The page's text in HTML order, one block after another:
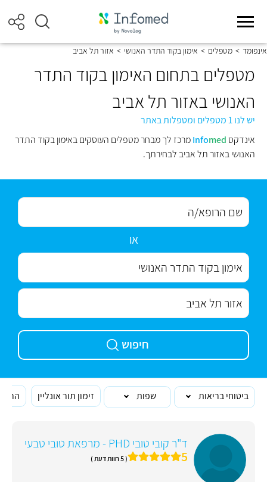
אינפומד > מטפלים > אימון בקוד התדר האנושי > אזור תל אביב
מטפלים בתחום האימון בקוד התדר
האנושי באזור תל אביב
יש לנו 1 מטפלים ומטפלות באתר
אינדקס
Infomed
מרכז לך מבחר מטפלים העוסקים באימון בקוד התדר
האנושי באזור תל אביב לבחירתך.
או
חיפוש
ביטוחי בריאות שפות זימון תור אונליין
ד"ר קובי טובי PHD - מרפאת טובי טבעי
5 ( 5 חוות דעת )